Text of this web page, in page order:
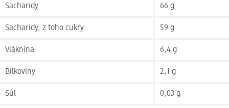
Sacharidy 66 g
Sacharidy, z toho cukry 59 g
Vláknina 6,4 g
Bílkoviny 2,1 g
Sůl 0,03 g